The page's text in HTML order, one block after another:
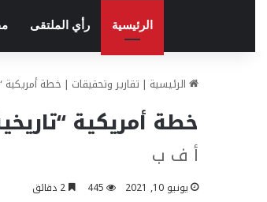
الرئيسية رأي الملتقى
الرئيسية | تقارير وتحقيقات | خطة أمريكية
خطة أمريكية
أ ف ب
يونيو 10, 2021 445